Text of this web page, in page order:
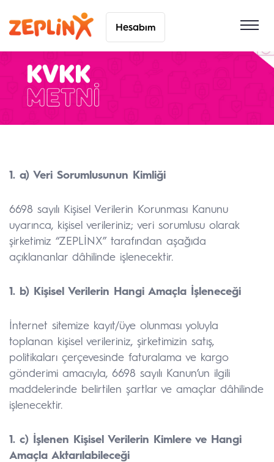
Hesabım
1. a) Veri Sorumlusunun Kimliği
6698 sayılı Kişisel Verilerin Korunması Kanunu
uyarınca, kişisel verileriniz; veri sorumlusu olarak
şirketimiz “ZEPLİNX” tarafından aşağıda
açıklananlar dâhilinde işlenecektir.
1. b) Kişisel Verilerin Hangi Amaçla İşleneceği
İnternet sitemize kayıt/üye olunması yoluyla
toplanan kişisel verileriniz, şirketimizin satış,
politikaları çerçevesinde faturalama ve kargo
gönderimi amacıyla, 6698 sayılı Kanun’un ilgili
maddelerinde belirtilen şartlar ve amaçlar dâhilinde
işlenecektir.
1. c) İşlenen Kişisel Verilerin Kimlere ve Hangi
Amaçla Aktarılabileceği